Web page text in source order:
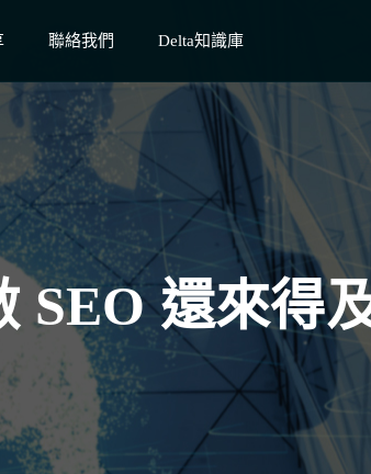
聯絡我們 Delta知識庫
SEO 還來得